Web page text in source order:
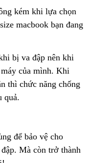
kém khi lựa chọn
macbook bạn đang
bị va đập nên khi
của mình. Khi
thì chức năng chống
quả.
để bảo vệ cho
Mà còn trở thành